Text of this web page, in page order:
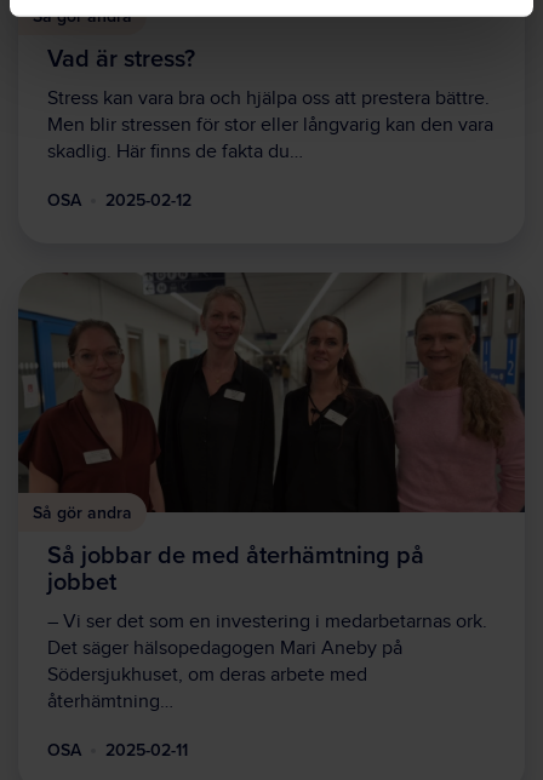
Så gör andra
Vad är stress?
Stress kan vara bra och hjälpa oss att prestera bättre.
Men blir stressen för stor eller långvarig kan den vara
skadlig. Här finns de fakta du…
OSA 2025-02-12
Så gör andra
Så jobbar de med återhämtning på
jobbet
– Vi ser det som en investering i medarbetarnas ork.
Det säger hälsopedagogen Mari Aneby på
Södersjukhuset, om deras arbete med
återhämtning…
OSA 2025-02-11